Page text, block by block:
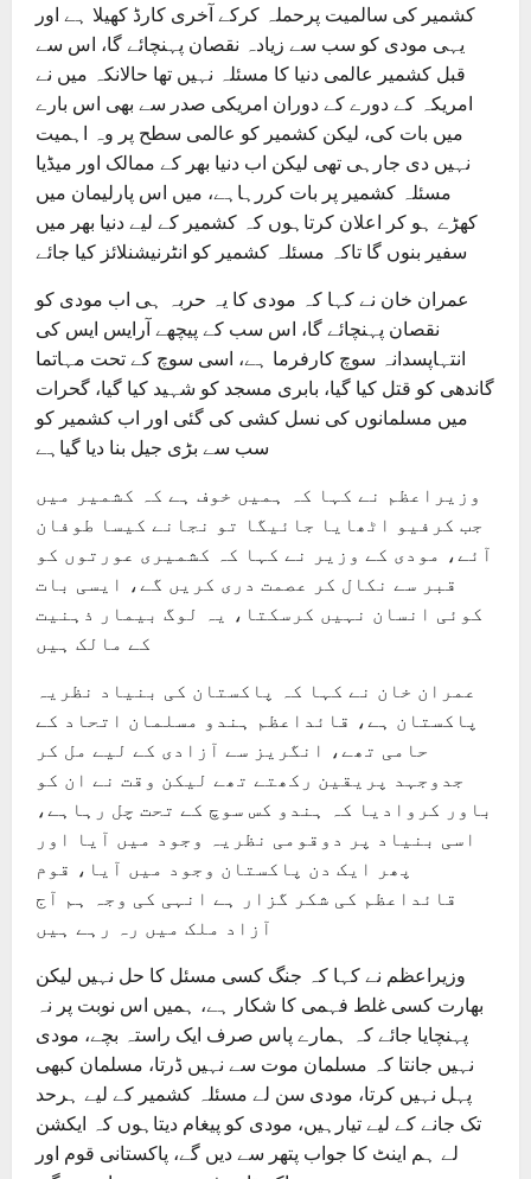
کشمیر کی سالمیت پرحملہ کرکے آخری کارڈ کھیلا ہے اور
یہی مودی کو سب سے زیادہ نقصان پہنچائے گا، اس سے
قبل کشمیر عالمی دنیا کا مسئلہ نہیں تھا حالانکہ میں نے
امریکہ کے دورے کے دوران امریکی صدر سے بھی اس بارے
میں بات کی، لیکن کشمیر کو عالمی سطح پر وہ اہمیت
نہیں دی جارہی تھی لیکن اب دنیا بھر کے ممالک اور میڈیا
مسئلہ کشمیر پر بات کررہاہے، میں اس پارلیمان میں
کھڑے ہو کر اعلان کرتاہوں کہ کشمیر کے لیے دنیا بھر میں
سفیر بنوں گا تاکہ مسئلہ کشمیر کو انٹرنیشنلائز کیا جائے
عمران خان نے کہا کہ مودی کا یہ حربہ ہی اب مودی کو
نقصان پہنچائے گا، اس سب کے پیچھے آرایس ایس کی
انتہاپسدانہ سوچ کارفرما ہے، اسی سوچ کے تحت مہاتما
گاندھی کو قتل کیا گیا، بابری مسجد کو شہید کیا گیا، گحرات
میں مسلمانوں کی نسل کشی کی گئی اور اب کشمیر کو
سب سے بڑی جیل بنا دیا گیاہے
وزیراعظم نے کہا کہ ہمیں خوف ہے کہ کشمیر میں
جب کرفیو اٹھایا جائیگا تو نجانے کیسا طوفان
آئے، مودی کے وزیر نے کہا کہ کشمیری عورتوں کو
قبر سے نکال کر عصمت دری کریں گے، ایسی بات
کوئی انسان نہیں کرسکتا، یہ لوگ بیمار ذہنیت
کے مالک ہیں
عمران خان نے کہا کہ پاکستان کی بنیاد نظریہ
پاکستان ہے، قائداعظم ہندو مسلمان اتحاد کے
حامی تھے، انگریز سے آزادی کے لیے مل کر
جدوجہد پریقین رکھتے تھے لیکن وقت نے ان کو
باور کروادیا کہ ہندو کس سوچ کے تحت چل رہاہے،
اسی بنیاد پر دوقومی نظریہ وجود میں آیا اور
پھر ایک دن پاکستان وجود میں آیا، قوم
قائداعظم کی شکر گزار ہے انہی کی وجہ ہم آج
آزاد ملک میں رہ رہے ہیں
وزیراعظم نے کہا کہ جنگ کسی مسئل کا حل نہیں لیکن
بھارت کسی غلط فہمی کا شکار ہے، ہمیں اس نوبت پر نہ
پہنچایا جائے کہ ہمارے پاس صرف ایک راستہ بچے، مودی
نہیں جانتا کہ مسلمان موت سے نہیں ڈرتا، مسلمان کبھی
پہل نہیں کرتا، مودی سن لے مسئلہ کشمیر کے لیے ہرحد
تک جانے کے لیے تیارہیں، مودی کو پیغام دیتاہوں کہ ایکشن
لے ہم اینٹ کا جواب پتھر سے دیں گے، پاکستانی قوم اور